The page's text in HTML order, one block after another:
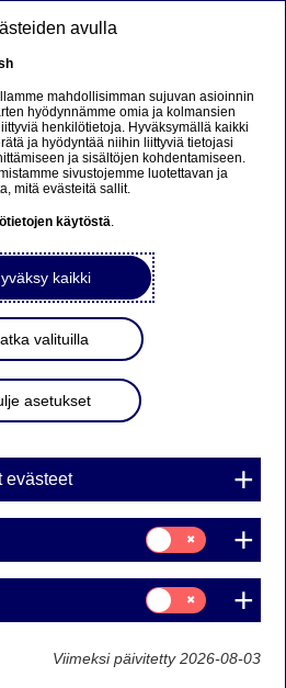
Outlook
2025:
Economic
-webinaariin
01-2025
-talousennuste
Ilmoittaudu
kertovat
avulla
mahdollisimman sujuvan asioinnin
hyödynnämme omia ja kolmansien
henkilötietoja. Hyväksymällä kaikki
ja hyödyntää niihin liittyviä tietojasi
ja sisältöjen kohdentamiseen.
sivustojemme luotettavan ja
mitä evästeitä sallit.
käytöstä.
kaikki
valituilla
asetukset
evästeet
Suostumusvalinta:
Tilastointi
Suostumusvalinta:
Markkinointi
Viimeksi päivitetty 2026-08-03